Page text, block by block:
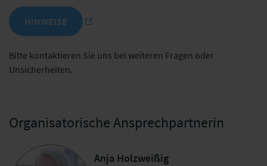
HINWEISE
Bitte kontaktieren Sie uns bei weiteren Fragen oder
Unsicherheiten.
Organisatorische Ansprechpartnerin
Anja Holzweißig